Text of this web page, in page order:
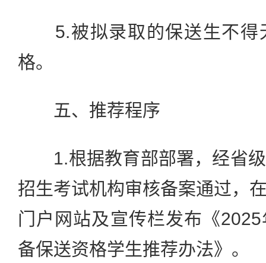
5.被拟录取的保送生不得
格。
五、推荐程序
1.根据教育部部署，经省级
招生考试机构审核备案通过，
门户网站及宣传栏发布《
备保送资格学生推荐办法》。